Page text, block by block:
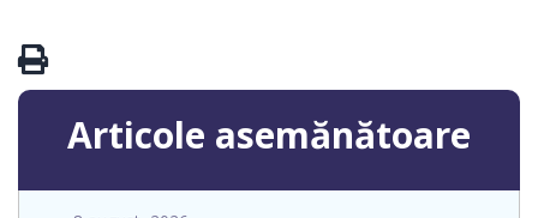
Articole asemănătoare